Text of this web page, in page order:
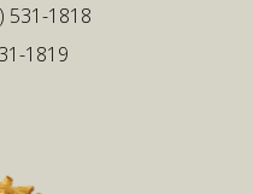
531-1818
1819